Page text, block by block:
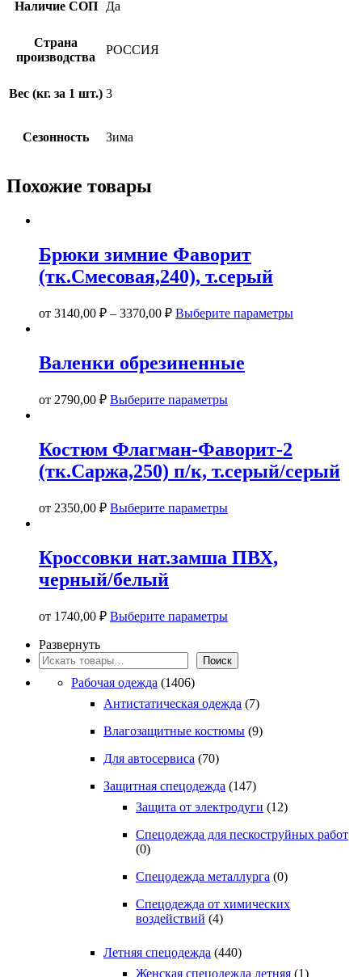
Наличие СОП Да
Страна
производства
РОССИЯ
Вес (кг. за 1 шт.) 3
Сезонность Зима
Похожие товары
Брюки зимние Фаворит
(тк.Смесовая,240), т.серый
от 3140,00 ₽ – 3370,00 ₽ Выберите параметрыЭтот
Валенки обрезиненные
от 2790,00 ₽ Выберите параметрыЭтот
вариаций.
Опции
можно
на
Костюм Флагман-Фаворит-2
(тк.Саржа,250) п/к, т.серый/серый
от 2350,00 ₽ Выберите параметрыЭтот
несколько
вариаций.
на
товара.
Кроссовки нат.замша ПВХ,
черный/белый
от 1740,00 ₽ Выберите параметрыЭтот
несколько
вариаций.
можно
выбрать
на
Развернуть
Поиск
Поиск
Рабочая одежда (1406)
Антистатическая одежда (7)
Влагозащитные костюмы (9)
Для автосервиса (70)
Защитная спецодежда (147)
Защита от электродуги (12)
Спецодежда для пескоструйных работ
(0)
Спецодежда металлурга (0)
Спецодежда от химических
воздействий (4)
Летняя спецодежда (440)
Женская спецодежда летняя (1)